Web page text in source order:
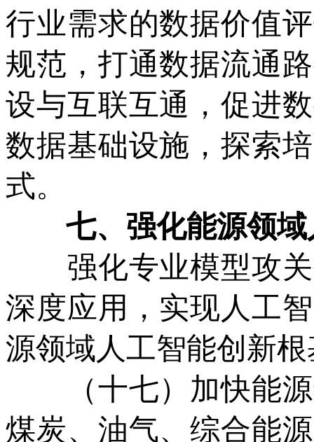
行业需求的数据价值
规范，打通数据流通
设与互联互通，促进
数据基础设施，探索
式。
七、强化能源领域
强化专业模型攻关
深度应用，实现人工
源领域人工智能创新
（十七）加快能源
煤炭、油气、综合能